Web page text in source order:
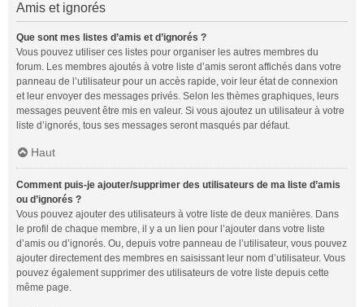
Amis et ignorés
Que sont mes listes d’amis et d’ignorés ?
Vous pouvez utiliser ces listes pour organiser les autres membres du
forum. Les membres ajoutés à votre liste d’amis seront affichés dans votre
panneau de l’utilisateur pour un accès rapide, voir leur état de connexion
et leur envoyer des messages privés. Selon les thèmes graphiques, leurs
messages peuvent être mis en valeur. Si vous ajoutez un utilisateur à votre
liste d’ignorés, tous ses messages seront masqués par défaut.
Haut
Comment puis-je ajouter/supprimer des utilisateurs de ma liste d’amis
ou d’ignorés ?
Vous pouvez ajouter des utilisateurs à votre liste de deux manières. Dans
le profil de chaque membre, il y a un lien pour l’ajouter dans votre liste
d’amis ou d’ignorés. Ou, depuis votre panneau de l’utilisateur, vous pouvez
ajouter directement des membres en saisissant leur nom d’utilisateur. Vous
pouvez également supprimer des utilisateurs de votre liste depuis cette
même page.